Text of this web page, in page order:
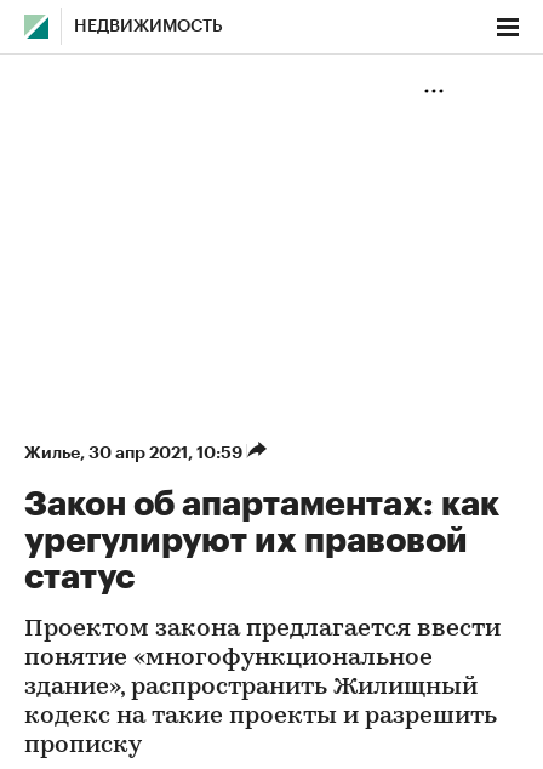
НЕДВИЖИМОСТЬ
Жилье⁠, 30 апр 2021, 10:59
Закон об апартаментах: как
урегулируют их правовой
статус
Проектом закона предлагается ввести
понятие «многофункциональное
здание», распространить Жилищный
кодекс на такие проекты и разрешить
прописку